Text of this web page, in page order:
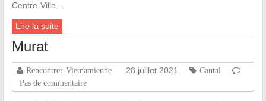
Centre-Ville…
Lire la suite
Murat
Rencontrer-Vietnamienne 28 juillet 2021
Cantal
Pas de commentaire